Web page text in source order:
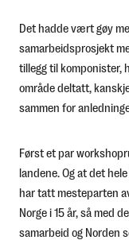
Det hadde vært gøy
samarbeidsprosjekt
tillegg til komponister,
område deltatt,
sammen for
Først et par
landene. Og at det
har tatt mesteparten
Norge i 15 år, så med
samarbeid og Norden